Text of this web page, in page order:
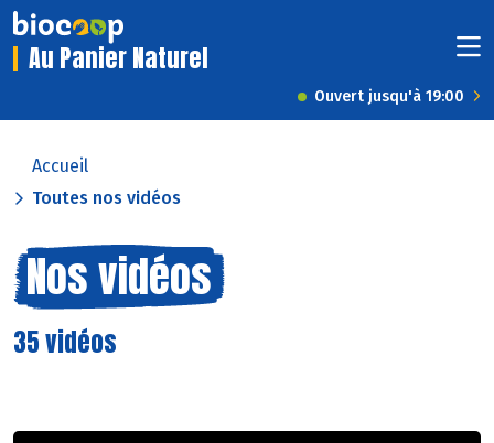
Au Panier Naturel
Ouvert jusqu'à 19:00
Accueil
Toutes nos vidéos
Nos vidéos
35 vidéos